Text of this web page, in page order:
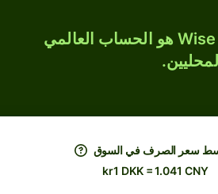
حوّل DKK إلى CNY بسعر الصرف المتوسط للسوق. Wise هو الحساب العالمي
​​سعر الصرف في السوق
kr1 DKK = 1.041 CNY